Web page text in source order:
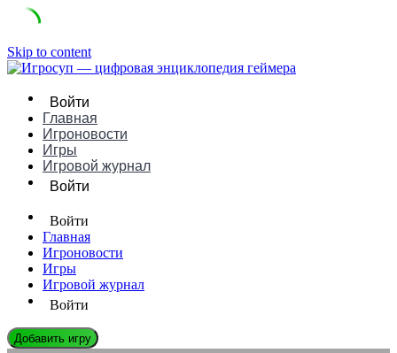
Skip to content
Войти
Главная
Игроновости
Игры
Игровой журнал
Войти
Войти
Главная
Игроновости
Игры
Игровой журнал
Войти
Добавить игру